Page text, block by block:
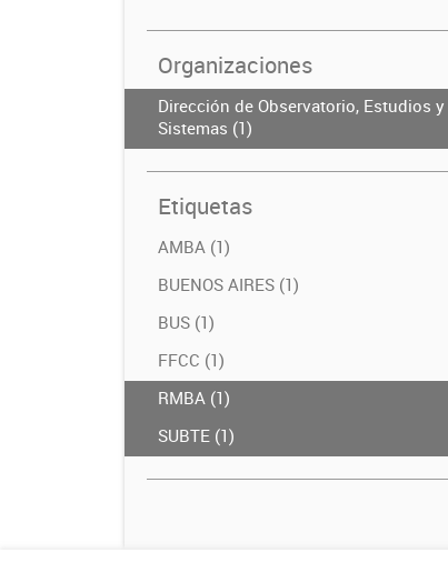
Organizaciones
Dirección de Observatorio, Estudios y
Sistemas (1)
Etiquetas
AMBA (1)
BUENOS AIRES (1)
BUS (1)
FFCC (1)
RMBA (1)
SUBTE (1)